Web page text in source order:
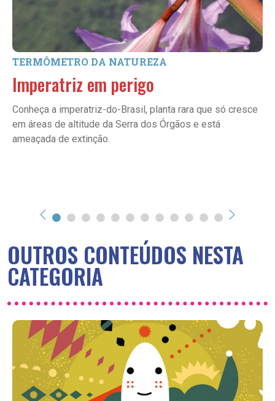
TERMÔMETRO DA NATUREZA
Imperatriz em perigo
Conheça a imperatriz-do-Brasil, planta rara que só cresce
em áreas de altitude da Serra dos Órgãos e está
ameaçada de extinção.
OUTROS CONTEÚDOS NESTA
CATEGORIA